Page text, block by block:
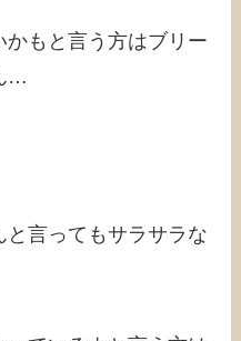
もと言う方はブリー
…
言ってもサラサラな